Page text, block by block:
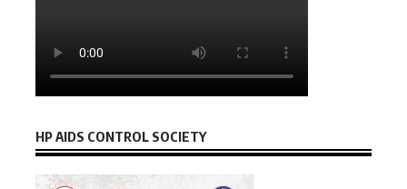
HP AIDS CONTROL SOCIETY